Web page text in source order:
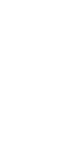
Instagram
Facebook
notre newsletter